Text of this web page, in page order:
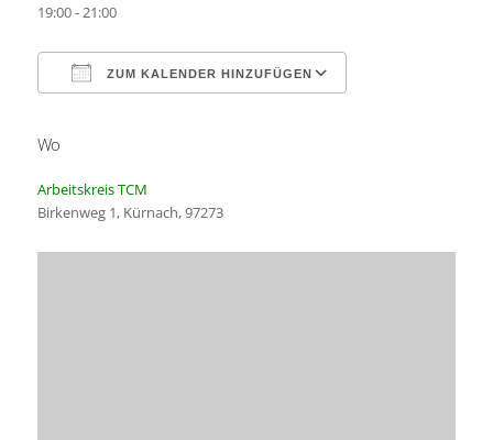
19:00 - 21:00
ZUM KALENDER HINZUFÜGEN
Wo
Arbeitskreis TCM
Birkenweg 1, Kürnach, 97273